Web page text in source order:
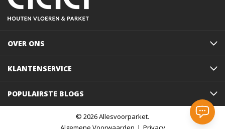
OVER ONS
KLANTENSERVICE
POPULAIRSTE BLOGS
© 2026 Allesvoorparket.